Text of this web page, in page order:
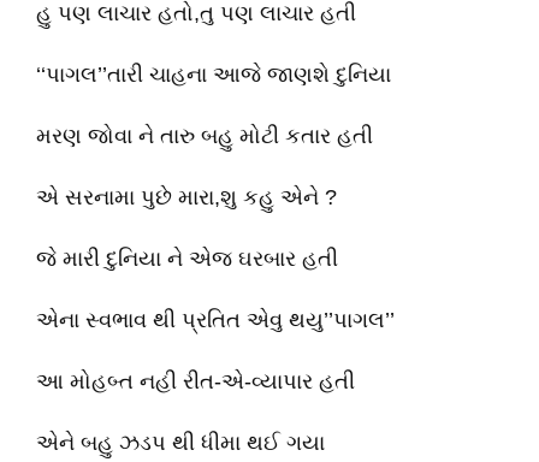
હુ પણ લાચાર હતો,તુ પણ લાચાર હતી
‘‘પાગલ’’તારી ચાહના આજે જાણશે દુનિયા
મરણ જોવા ને તારુ બહુ મોટી કતાર હતી
એ સરનામા પુછે મારા,શુ કહુ એને ?
જે મારી દુનિયા ને એજ ઘરબાર હતી
એના સ્વભાવ થી પ્રતિત એવુ થયુ’’પાગલ’’
આ મોહબ્ત નહી રીત-એ-વ્યાપાર હતી
એને બહુ ઝડપ થી ધીમા થઈ ગયા